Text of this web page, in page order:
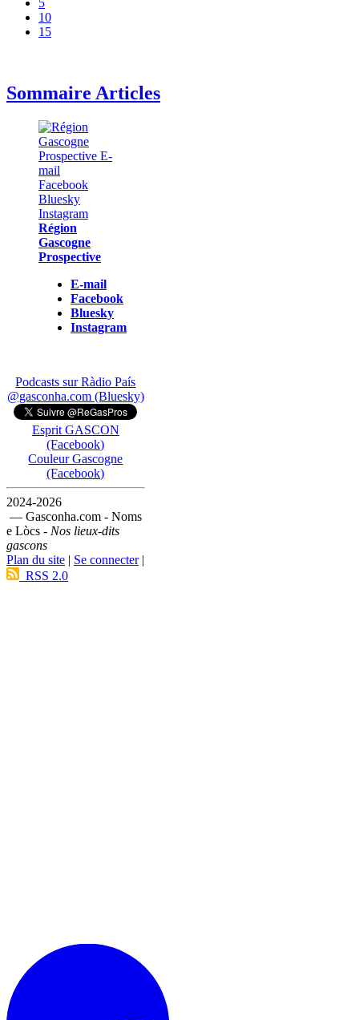
5
10
15
Sommaire Articles
Région
Gascogne
Prospective
E-mail
Facebook
Bluesky
Instagram
Podcasts sur Ràdio País
@gasconha.com (Bluesky)
Esprit GASCON
(Facebook)
Couleur Gascogne
(Facebook)
2024-2026
— Gasconha.com - Noms
e Lòcs - Nos lieux-dits
gascons
Plan du site | Se connecter|
RSS 2.0